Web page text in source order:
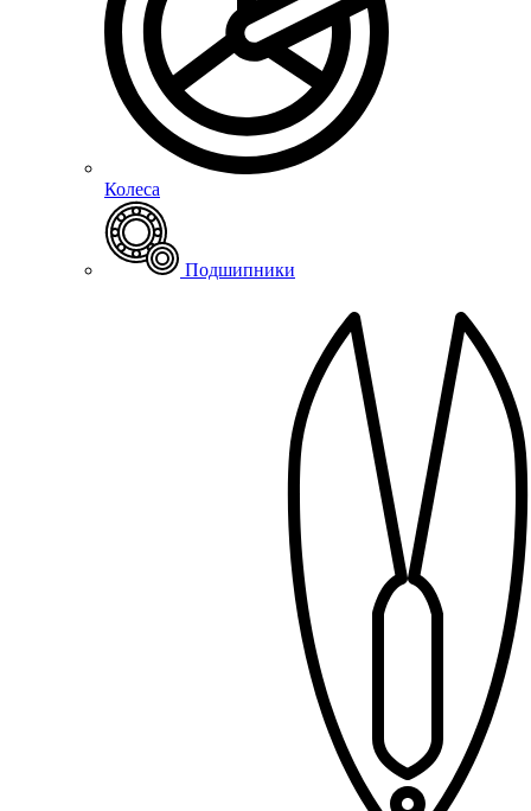
Колеса
Подшипники